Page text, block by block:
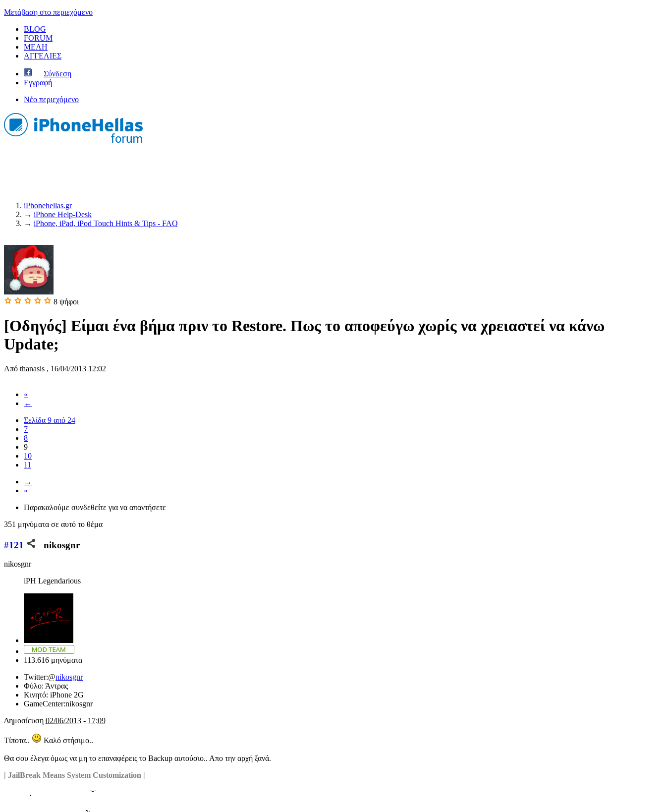
Μετάβαση στο περιεχόμενο
BLOG
FORUM
ΜΕΛΗ
ΑΓΓΕΛΙΕΣ
Σύνδεση
Εγγραφή
Νέο περιεχόμενο
iPhonehellas.gr
→ iPhone Help-Desk
→ iPhone, iPad, iPod Touch Hints & Tips - FAQ
8 ψήφοι
[Οδηγός] Είμαι ένα βήμα πριν το Restore. Πως το αποφεύγω χωρίς να χρειαστεί να κάνω
Update;
Από thanasis , 16/04/2013 12:02
«
←
Σελίδα 9 από 24
7
8
9
10
11
→
»
Παρακαλούμε συνδεθείτε για να απαντήσετε
351 μηνύματα σε αυτό το θέμα
#121 nikosgnr
nikosgnr
iPH Legendarious
113.616 μηνύματα
Twitter:@nikosgnr
Φύλο: Άντρας
Κινητό: iPhone 2G
GameCenter:nikosgnr
Δημοσίευση 02/06/2013 - 17:09
Τίποτα.. Καλό στήσιμο..
Θα σου έλεγα όμως να μη το επαναφέρεις το Backup αυτούσιο.. Απο την αρχή ξανά.
| JailBreak Means System Customization |